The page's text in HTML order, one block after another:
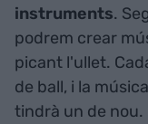
instruments.
podrem crear
picant l'ullet.
de ball, i la
tindrà un de nou.